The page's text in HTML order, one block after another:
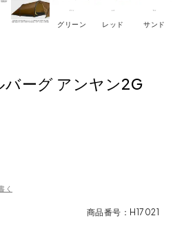
グリーン レッド サンド
バーグ アンヤン2G
く
商品番号 H17021